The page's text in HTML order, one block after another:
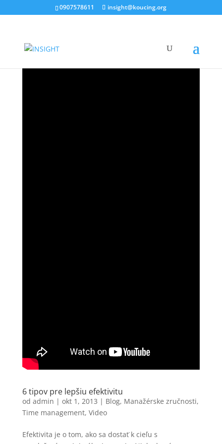
0907578611 insight@koucing.org
6 tipov pre lepšiu efektivitu
od admin | okt 1, 2013 | Blog, Manažérske zručnosti,
Time management, Video
Efektivita je o tom, ako sa dostať k cieľu s